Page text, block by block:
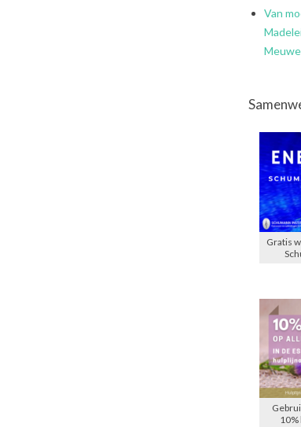
Van
Gratis
10%